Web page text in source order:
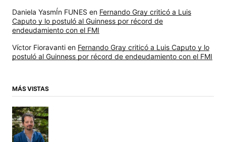
Daniela YasmÍn FUNES en Fernando Gray criticó a Luis
Caputo y lo postuló al Guinness por récord de
endeudamiento con el FMI
Víctor Fioravanti en Fernando Gray criticó a Luis Caputo y lo
postuló al Guinness por récord de endeudamiento con el FMI
MÁS VISTAS